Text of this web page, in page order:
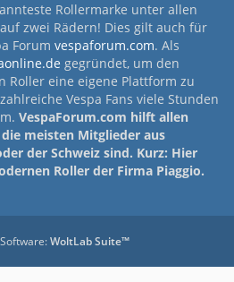
Rollermarke unter allen
zwei Rädern! Dies gilt auch für
Forum vespaforum.com. Als
gegründet, um den
Roller eine eigene Plattform zu
Vespa Fans viele Stunden
VespaForum.com hilft allen
meisten Mitglieder aus
der Schweiz sind. Kurz: Hier
Roller der Firma Piaggio.
WoltLab Suite™